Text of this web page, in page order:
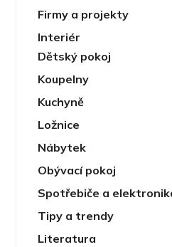
Firmy a projekty
Interiér
Dětský pokoj
Koupelny
Kuchyně
Ložnice
Nábytek
Obývací pokoj
Spotřebiče a
Tipy a trendy
Literatura